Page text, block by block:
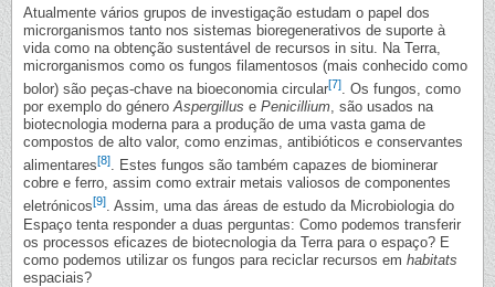
Atualmente vários grupos de investigação estudam o papel dos
microrganismos tanto nos sistemas bioregenerativos de suporte à
vida como na obtenção sustentável de recursos in situ. Na Terra,
microrganismos como os fungos filamentosos (mais conhecido como
bolor) são peças-chave na bioeconomia circular[7]
. Os fungos, como
por exemplo do género Aspergillus e Penicillium , são usados na
biotecnologia moderna para a produção de uma vasta gama de
compostos de alto valor, como enzimas, antibióticos e conservantes
alimentares[8]. Estes fungos são também capazes de biominerar
cobre e ferro, assim como extrair metais valiosos de componentes
eletrónicos[9]. Assim, uma das áreas de estudo da Microbiologia do
Espaço tenta responder a duas perguntas: Como podemos transferir
os processos eficazes de biotecnologia da Terra para o espaço? E
como podemos utilizar os fungos para reciclar recursos em habitats
espaciais?